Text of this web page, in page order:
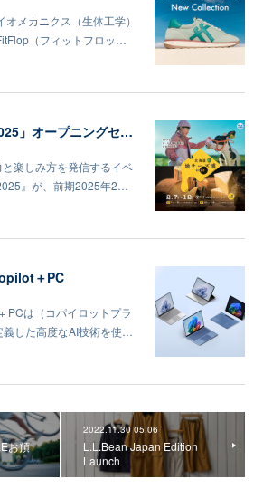
メカニクス（生体工学）
（フィットフロッ…
「北海道地チーズ博2025」オープニングセレモニー及びメディア向け内覧会
と楽しみ方を発信するイベ
』が、前期2025年2…
＋PC
PCは（コパイロットプラ
義した高度なAI技術を使…
お預
2022.11.30 05:06
L.L.Bean Japan Edition
Launch